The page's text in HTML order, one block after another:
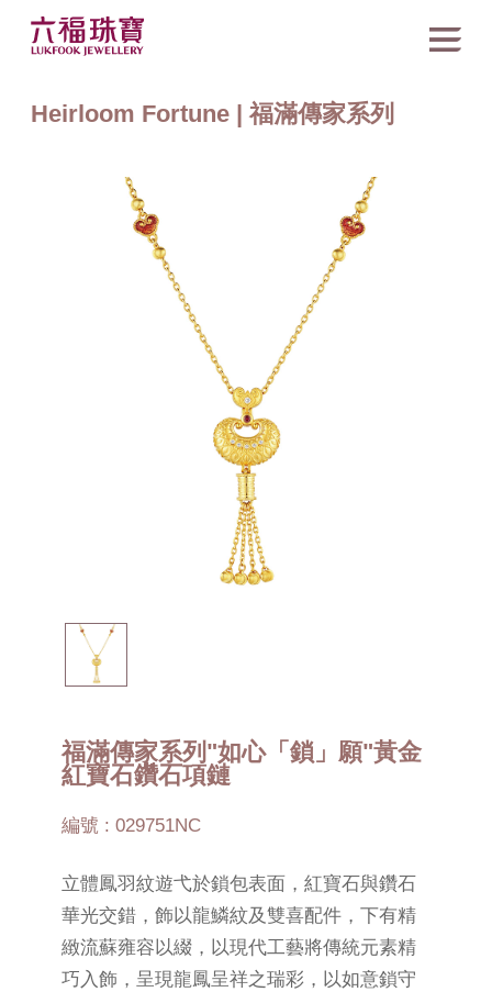
Heirloom Fortune | 福滿傳家系列
福滿傳家系列"如心「鎖」願"黃金
紅寶石鑽石項鏈
編號 : 029751NC
立體鳳羽紋遊弋於鎖包表面，紅寶石與鑽石
華光交錯，飾以龍鱗紋及雙喜配件，下有精
緻流蘇雍容以綴，以現代工藝將傳統元素精
巧入飾，呈現龍鳳呈祥之瑞彩，以如意鎖守